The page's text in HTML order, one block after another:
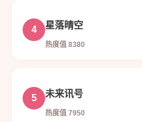
4 星落晴空
热度值 8380
5 未来讯号
热度值 7950